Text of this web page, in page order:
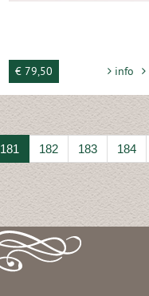
€ 79,50 info
181 182 183 184